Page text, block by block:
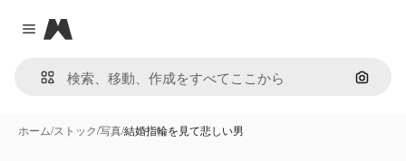
Close menu
Magnific
画像で
ホーム/ストック/写真/結婚指輪を見て悲しい男